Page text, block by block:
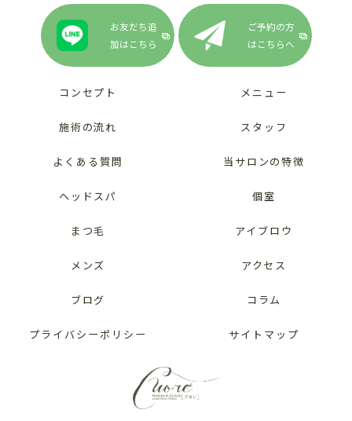
お友だち追
加はこちら
ご予約の方
はこちらへ
コンセプト メニュー
施術の流れ スタッフ
よくある質問 当サロンの特徴
ヘッドスパ 個室
まつ毛 アイブロウ
メンズ アクセス
ブログ コラム
プライバシーポリシー サイトマップ